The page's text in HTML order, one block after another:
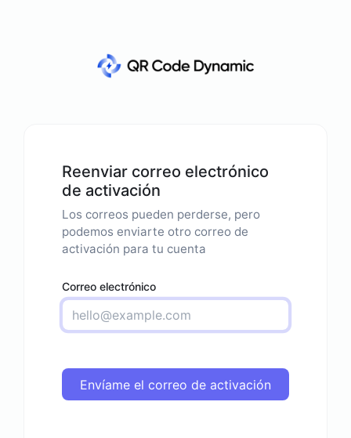
Reenviar correo electrónico
de activación
Los correos pueden perderse, pero
podemos enviarte otro correo de
activación para tu cuenta
Correo electrónico
Envíame el correo de activación